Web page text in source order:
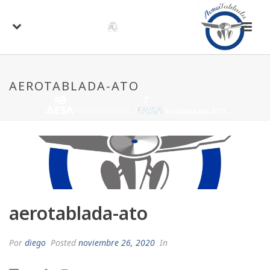
AEROTABLADA-ATO
AEROTABLADA-ATO/ AEROTABLADA-ATO
aerotablada-ato
Por diego Postednoviembre 26, 2020 In